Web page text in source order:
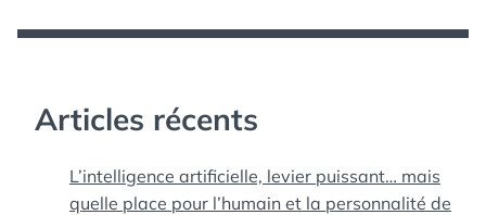
Articles récents
L’intelligence artificielle, levier puissant… mais
quelle place pour l’humain et la personnalité de